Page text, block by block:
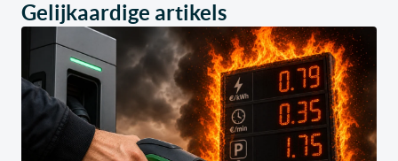
Gelijkaardige artikels